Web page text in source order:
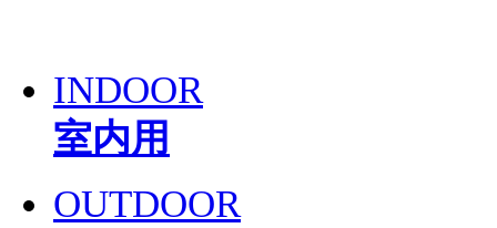
INDOOR
室内用
OUTDOOR